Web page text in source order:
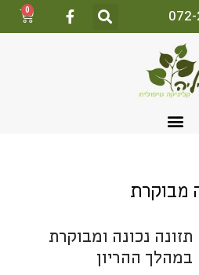
0
מבוקרת
תזונה נכונה ומבוקרת
במהלך ההריון